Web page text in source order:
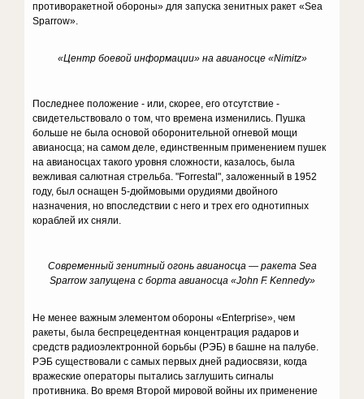
противоракетной обороны» для запуска зенитных ракет «Sea
Sparrow».
«Центр боевой информации» на авианосце «Nimitz»
Последнее положение - или, скорее, его отсутствие -
свидетельствовало о том, что времена изменились. Пушка
больше не была основой оборонительной огневой мощи
авианосца; на самом деле, единственным применением пушек
на авианосцах такого уровня сложности, казалось, была
вежливая салютная стрельба. "Forrestal", заложенный в 1952
году, был оснащен 5-дюймовыми орудиями двойного
назначения, но впоследствии с него и трех его однотипных
кораблей их сняли.
Современный зенитный огонь авианосца — ракета Sea
Sparrow запущена с борта авианосца «John F. Kennedy»
Не менее важным элементом обороны «Enterprise», чем
ракеты, была беспрецедентная концентрация радаров и
средств радиоэлектронной борьбы (РЭБ) в башне на палубе.
РЭБ существовали с самых первых дней радиосвязи, когда
вражеские операторы пытались заглушить сигналы
противника. Во время Второй мировой войны их применение